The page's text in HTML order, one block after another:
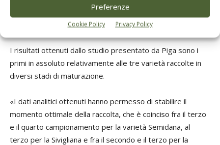
Preferenze
Cookie Policy Privacy Policy
Antonio Piga
I risultati ottenuti dallo studio presentato da Piga sono i
primi in assoluto relativamente alle tre varietà raccolte in
diversi stadi di maturazione.
«I dati analitici ottenuti hanno permesso di stabilire il
momento ottimale della raccolta, che è coinciso fra il terzo
e il quarto campionamento per la varietà Semidana, al
terzo per la Sivigliana e fra il secondo e il terzo per la